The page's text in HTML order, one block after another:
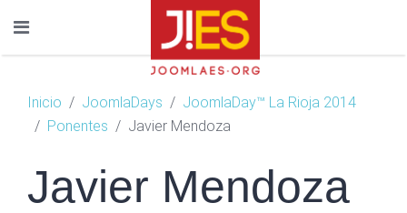
Inicio JoomlaDays
JoomlaDay™ La Rioja 2014
Ponentes
Javier Mendoza
Javier Mendoza